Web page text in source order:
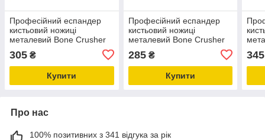
Професійний еспандер
кистьовий ножиці
металевий Bone Crusher
Gemini GI-4125-150LB (68
кг) + м'які накладки
305 ₴
Купити
Професійний еспандер
кистьовий ножиці
металевий Bone Crusher
Gemini GI-4125-100LB (45
кг) + м'які накладки
285₴
Купити
(136
345
Про нас
100% позитивних з 341 відгука за рік